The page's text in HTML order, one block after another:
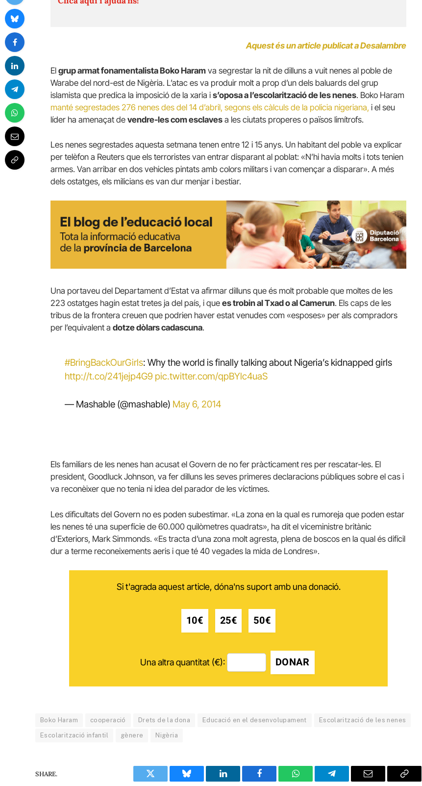
Aquest és un article publicat a Desalambre
El grup armat fonamentalista Boko Haram va segrestar la nit de dilluns a vuit nenes al poble de
Warabe del nord-est de Nigèria. L’atac es va produir molt a prop d’un dels baluards del grup
islamista que predica la imposició de la xaria i s’oposa a l’escolarització de les nenes. Boko Haram
manté segrestades 276 nenes des del 14 d’abril, segons els càlculs de la policia nigeriana, i el seu
líder ha amenaçat de vendre-les com esclaves a les ciutats properes o països limítrofs.
Les nenes segrestades aquesta setmana tenen entre 12 i 15 anys. Un habitant del poble va explicar
per telèfon a Reuters que els terroristes van entrar disparant al poblat: «N’hi havia molts i tots tenien
armes. Van arribar en dos vehicles pintats amb colors militars i van començar a disparar». A més
dels ostatges, els milicians es van dur menjar i bestiar.
Una portaveu del Departament d’Estat va afirmar dilluns que és molt probable que moltes de les
223 ostatges hagin estat tretes ja del país, i que es trobin al Txad o al Camerun. Els caps de les
tribus de la frontera creuen que podrien haver estat venudes com «esposes» per als compradors
per l’equivalent a dotze dòlars cadascuna.
#BringBackOurGirls: Why the world is finally talking about Nigeria’s kidnapped girls
http://t.co/241jejp4G9 pic.twitter.com/qpBYlc4uaS
— Mashable (@mashable) May 6, 2014
Els familiars de les nenes han acusat el Govern de no fer pràcticament res per rescatar-les. El
president, Goodluck Johnson, va fer dilluns les seves primeres declaracions públiques sobre el cas i
va reconèixer que no tenia ni idea del parador de les víctimes.
Les dificultats del Govern no es poden subestimar. «La zona en la qual es rumoreja que poden estar
les nenes té una superfície de 60.000 quilòmetres quadrats», ha dit el viceministre britànic
d’Exteriors, Mark Simmonds. «Es tracta d’una zona molt agresta, plena de boscos en la qual és difícil
dur a terme reconeixements aeris i que té 40 vegades la mida de Londres».
Si t'agrada aquest article, dóna'ns suport amb una donació.
10€ 25€ 50€
Una altra quantitat (€): DONAR
Boko Haram cooperació Drets de la dona Educació en el desenvolupament Escolarització de les nenes
Escolarització infantil gènere Nigèria
SHARE.
Twitter Bluesky LinkedIn Facebook WhatsAppTelegram Email
Copy